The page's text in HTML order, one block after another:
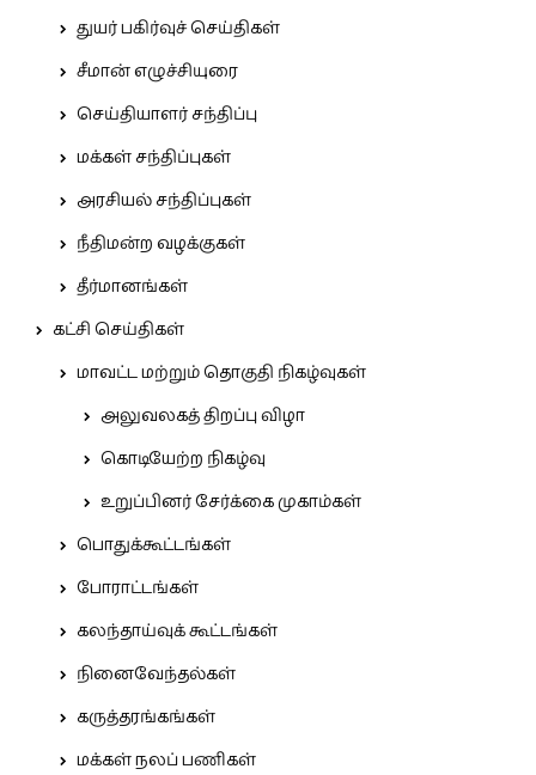
துயர் பகிர்வுச் செய்திகள்
சீமான் எழுச்சியுரை
செய்தியாளர் சந்திப்பு
மக்கள் சந்திப்புகள்
அரசியல் சந்திப்புகள்
நீதிமன்ற வழக்குகள்
தீர்மானங்கள்
கட்சி செய்திகள்
மாவட்ட மற்றும் தொகுதி நிகழ்வுகள்
அலுவலகத் திறப்பு விழா
கொடியேற்ற நிகழ்வு
உறுப்பினர் சேர்க்கை முகாம்கள்
பொதுக்கூட்டங்கள்
போராட்டங்கள்
கலந்தாய்வுக் கூட்டங்கள்
நினைவேந்தல்கள்
கருத்தரங்கங்கள்
மக்கள் நலப் பணிகள்